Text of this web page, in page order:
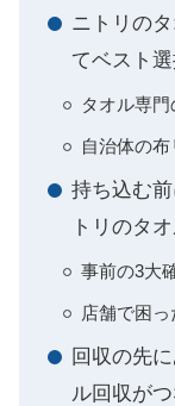
ニトリの
てベスト
タオル専
自治体の
持ち込む
トリのタ
事前の3大
店舗で困
回収の先
ル回収が